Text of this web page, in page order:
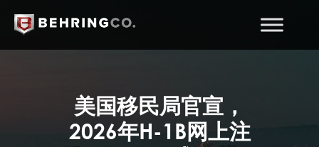
美国移民局官宣，
2026年H-1B网上注